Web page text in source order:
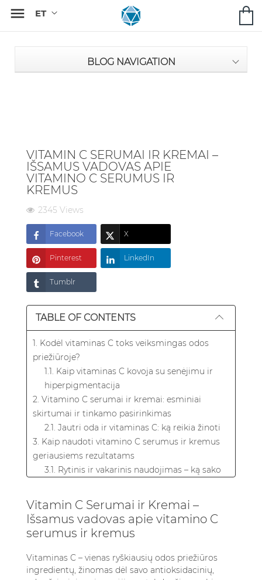

BLOG NAVIGATION
VITAMIN C SERUMAI IR KREMAI –
IŠSAMUS VADOVAS APIE
VITAMINO C SERUMUS IR
KREMUS
2345 Views
Facebook X
Pinterest LinkedIn
Tumblr
TABLE OF CONTENTS
1. Kodėl vitaminas C toks veiksmingas odos
priežiūroje?
1.1. Kaip vitaminas C kovoja su senėjimu ir
hiperpigmentacija
2. Vitamino C serumai ir kremai: esminiai
skirtumai ir tinkamo pasirinkimas
2.1. Jautri oda ir vitaminas C: ką reikia žinoti
3. Kaip naudoti vitamino C serumus ir kremus
geriausiems rezultatams
3.1. Rytinis ir vakarinis naudojimas – ką sako
4. Pirkėjo vadovas – kaip išsirinkti geriausią
vitamino C serumą ar kremą
5. Išvados
6. Dažniausiai užduodami klausimai (DUK)
6.1. Kokia pagrindinė nauda naudojant
vitamino C serumą ar kremą?
Vitamin C Serumai ir Kremai –
Išsamus vadovas apie vitamino C
serumus ir kremus
Vitaminas C – vienas ryškiausių odos priežiūros
ingredientų, žinomas dėl savo antioksidacinių,